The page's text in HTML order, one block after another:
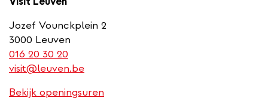
Jozef Vounckplein 2
3000 Leuven
016 20 30 20
is
phone
visit@leuven.be
Bekijk openingsuren